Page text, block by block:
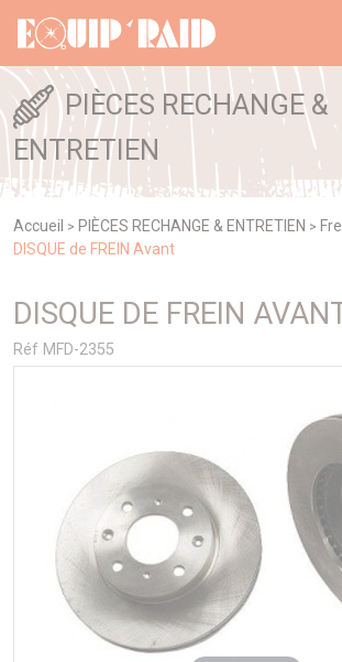
PIÈCES RECHANGE &
ENTRETIEN
Accueil > PIÈCES RECHANGE & ENTRETIEN >
DISQUE de FREIN Avant
DISQUE DE FREIN
Réf MFD-2355
Panneau de gestion des cookies